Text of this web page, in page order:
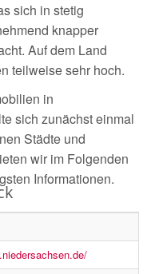
sich in stetig
knapper
Auf dem Land
teilweise sehr hoch.
in
sich zunächst einmal
Städte und
wir im Folgenden
Informationen.